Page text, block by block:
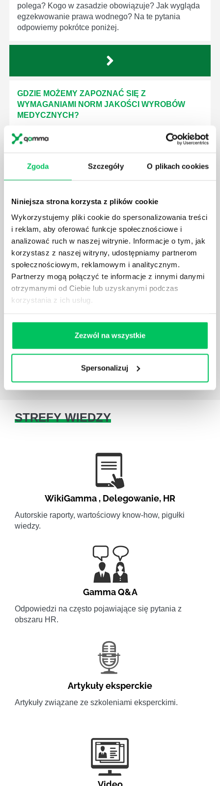
Zgoda Szczegóły O plikach cookies
Niniejsza strona korzysta z plików cookie
Wykorzystujemy pliki cookie do spersonalizowania treści
i reklam, aby oferować funkcje społecznościowe i
analizować ruch w naszej witrynie. Informacje o tym, jak
korzystasz z naszej witryny, udostępniamy partnerom
społecznościowym, reklamowym i analitycznym.
Partnerzy mogą połączyć te informacje z innymi danymi
otrzymanymi od Ciebie lub uzyskanymi podczas
korzystania z ich usług.
Zezwól na wszystkie
Spersonalizuj
polega? Kogo w zasadzie obowiązuje? Jak wygląda
egzekwowanie prawa wodnego? Na te pytania
odpowiemy pokrótce poniżej.
GDZIE MOŻEMY ZAPOZNAĆ SIĘ Z
WYMAGANIAMI NORM JAKOŚCI WYROBÓW
MEDYCZNYCH?
społeczeństwa wprowadzane jest coraz więcej reguł,
dziedziny gospodarki. Dzięki nim wszystkie firmy
będą zobowiązane przestrzegać zasad, których
CZYM ZAJMUJE SIĘ AUDYTOR WEWNĘTRZNY
LABORATORIUM?
W każdym miejscu pracy osoby zatrudnione na
poszczególne stanowiska muszą wykonywać
danej firmie zasad nie tylko pod względem jakości
wykonywanej pracy, ale również bezpieczeństwa.
STREFY WIEDZY
WikiGamma , Delegowanie, HR
Autorskie raporty, wartościowy know-how, pigułki
wiedzy.
Gamma Q&A
Odpowiedzi na często pojawiające się pytania z
obszaru HR.
Artykuły eksperckie
Artykuły związane ze szkoleniami eksperckimi.